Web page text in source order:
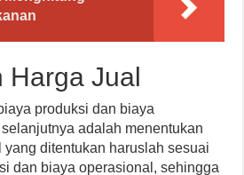
Harga Jual
produksi dan biaya
adalah menentukan
yang ditentukan haruslah sesuai
dan biaya operasional, sehingga